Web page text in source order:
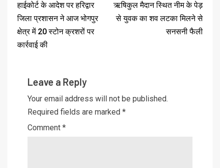
हाईकोर्ट के आदेश पर हरिद्वार
जिला प्रशासन ने आज भोगपुर
क्षेत्र में 20 स्टोन क्रशरों पर
कार्रवाई की
ऋषिकुल मैदान स्थित नीम के पेड़
से युवक का शव लटका मिलने से
सनसनी फैली
Leave a Reply
Your email address will not be published.
Required fields are marked *
Comment *